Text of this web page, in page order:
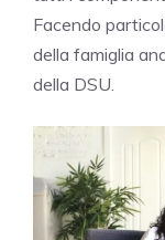
Facendo
della famiglia
della DSU.